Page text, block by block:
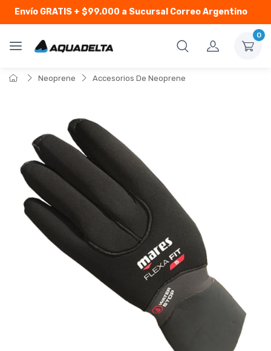
Envío GRATIS+ $99.000 a Sucursal Correo Argentino
0
Neoprene Accesorios De Neoprene